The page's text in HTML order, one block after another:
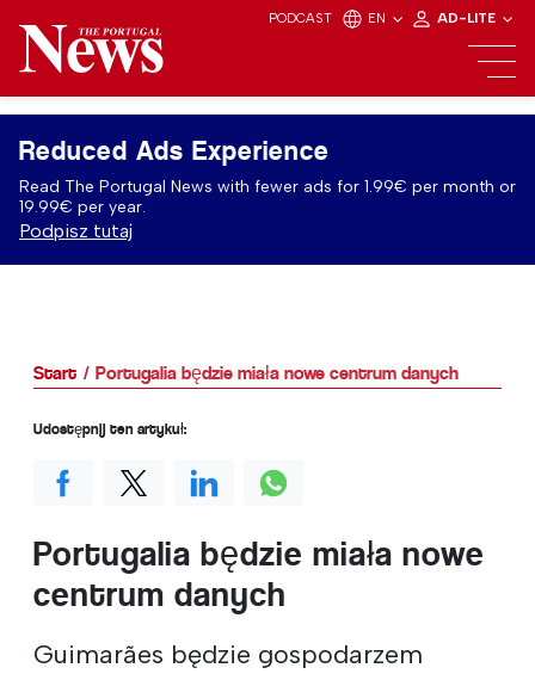
PODCAST EN AD-LITE
Reduced Ads Experience
Read The Portugal News with fewer ads for 1.99€ per month or
19.99€ per year.
Podpisz tutaj
Start Portugalia będzie miała nowe centrum danych
Portugalia będzie miała nowe
centrum danych
Guimarães będzie gospodarzem
Udostępnij ten artykuł: